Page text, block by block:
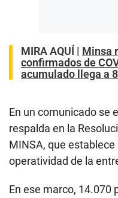
MIRA AQUÍ | Minsa
confirmados de
acumulado llega a
En un comunicado se
respalda en la
MINSA, que
operatividad de la
En ese marco, 14.070